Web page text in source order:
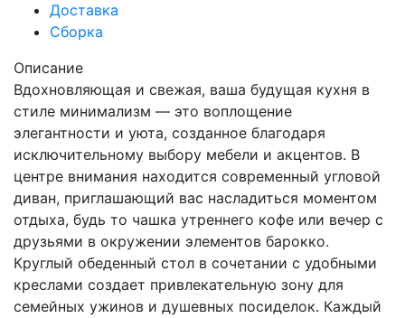
Доставка
Сборка
Описание
Вдохновляющая и свежая, ваша будущая кухня в
стиле минимализм — это воплощение
элегантности и уюта, созданное благодаря
исключительному выбору мебели и акцентов. В
центре внимания находится современный угловой
диван, приглашающий вас насладиться моментом
отдыха, будь то чашка утреннего кофе или вечер с
друзьями в окружении элементов барокко.
Круглый обеденный стол в сочетании с удобными
креслами создает привлекательную зону для
семейных ужинов и душевных посиделок. Каждый